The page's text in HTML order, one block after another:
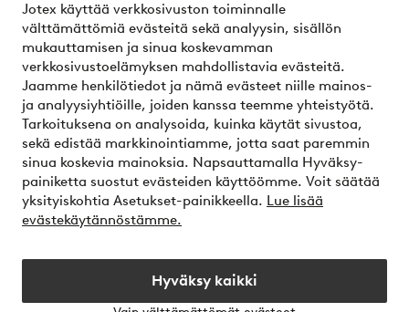
Jotex käyttää verkkosivuston toiminnalle
välttämättömiä evästeitä sekä analyysin, sisällön
mukauttamisen ja sinua koskevamman
verkkosivustoelämyksen mahdollistavia evästeitä.
Jaamme henkilötiedot ja nämä evästeet niille mainos-
ja analyysiyhtiöille, joiden kanssa teemme yhteistyötä.
Tarkoituksena on analysoida, kuinka käytät sivustoa,
sekä edistää markkinointiamme, jotta saat paremmin
sinua koskevia mainoksia. Napsauttamalla Hyväksy-
painiketta suostut evästeiden käyttöömme. Voit säätää
yksityiskohtia Asetukset-painikkeella. Lue lisää
evästekäytännöstämme.
Hyväksy kaikki
Ystävät
Turvalliset maksut – maksa nyt tai erissä
Haluatko tietää lisää maksuvaihtoehdoistamme?
elpy